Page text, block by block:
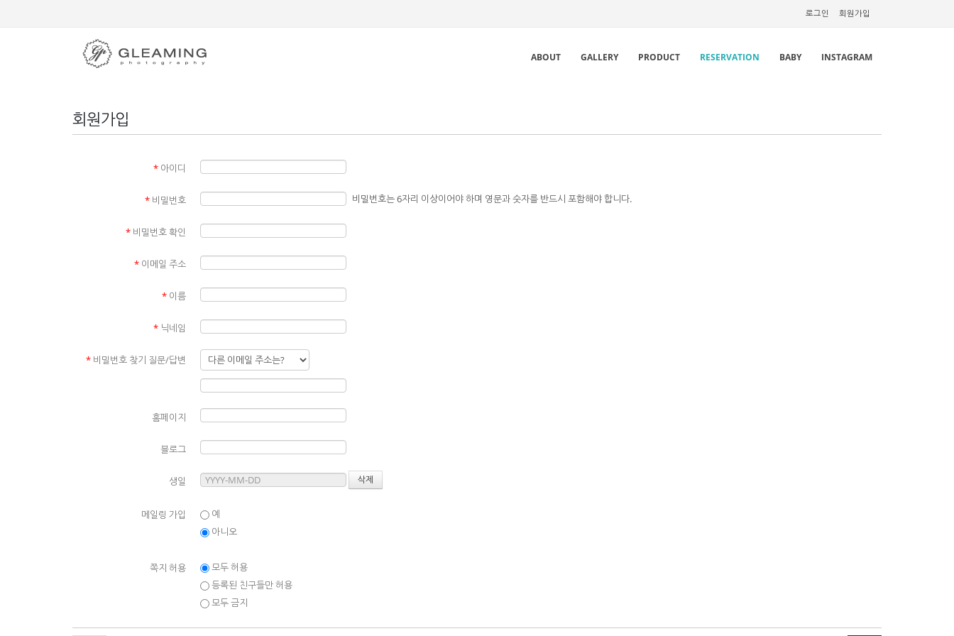
로그인 회원가입
ABOUT GALLERY PRODUCT RESERVATION BABY INSTAGRAM
회원가입
* 아이디
* 비밀번호 비밀번호는 6자리 이상이어야 하며 영문과 숫자를 반드시 포함해야 합니다.
* 비밀번호 확인
* 이메일 주소
* 이름
* 닉네임
* 비밀번호 찾기 질문/답변
홈페이지
블로그
생일
메일링 가입
예
아니오
쪽지 허용
모두 허용
등록된 친구들만 허용
모두 금지